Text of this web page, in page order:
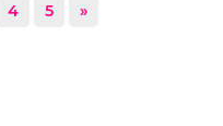
4 5 »